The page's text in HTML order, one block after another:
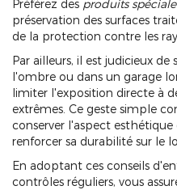
Préférez des produits
préservation des surfaces
de la protection contre les
Par ailleurs, il est judicieux
l'ombre ou dans un garage
limiter l'exposition directe à
extrêmes. Ce geste simple
conserver l'aspect
renforcer sa durabilité sur le
En adoptant ces conseils
contrôles réguliers, vous